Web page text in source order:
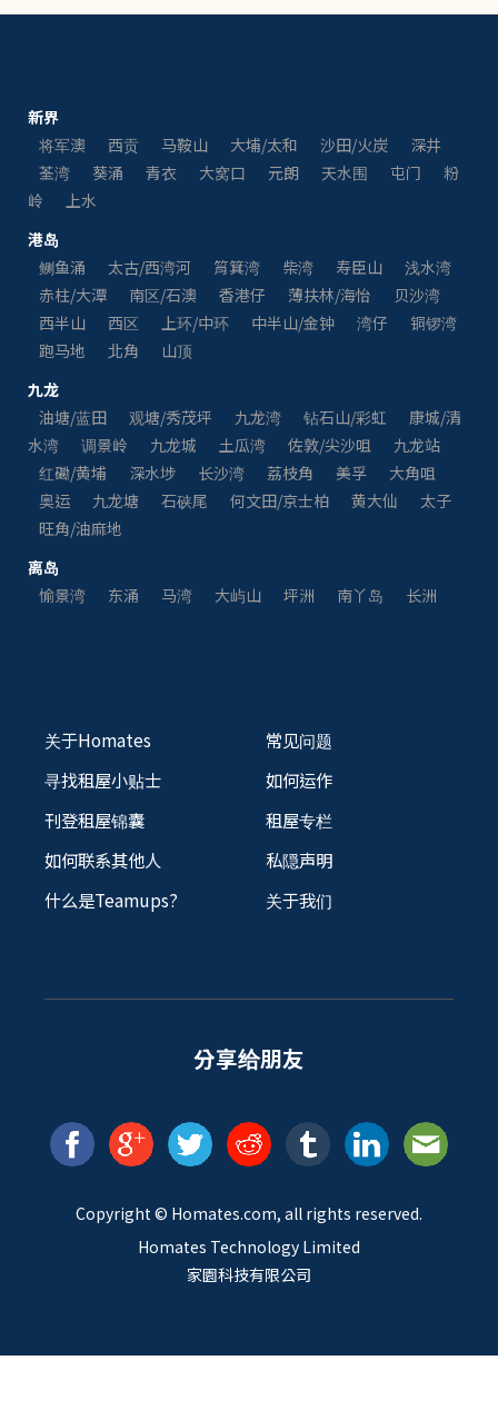
新界
将军澳
西贡 马鞍山 大埔/太和 沙田/火炭
深井
荃湾
葵涌 青衣 大窝口 元朗 天水围 屯门
粉
岭
上水
港岛
鲗鱼涌
太古/西湾河 筲箕湾 柴湾 寿臣山
浅水湾
赤柱/大潭
南区/石澳 香港仔 薄扶林/海怡
贝沙湾
西半山
西区 上环/中环 中半山/金钟 湾仔
铜锣湾
跑马地
北角
山顶
九龙
油塘/蓝田
观塘/秀茂坪 九龙湾 钻石山/彩虹
康城/清
水湾
调景岭 九龙城 土瓜湾 佐敦/尖沙咀
九龙站
红磡/黄埔
深水埗 长沙湾 荔枝角 美孚
大角咀
奥运
九龙塘 石硖尾 何文田/京士柏 黄大仙
太子
旺角/油麻地
离岛
愉景湾
东涌 马湾 大屿山 坪洲 南丫岛 长洲
关于Homates
寻找租屋小贴士
刊登租屋锦囊
如何联系其他人
什么是Teamups?
常见问题
如何运作
租屋专栏
私隠声明
关于我们
分享给朋友
Copyright © Homates.com, all rights reserved.
Homates Technology Limited
家園科技有限公司